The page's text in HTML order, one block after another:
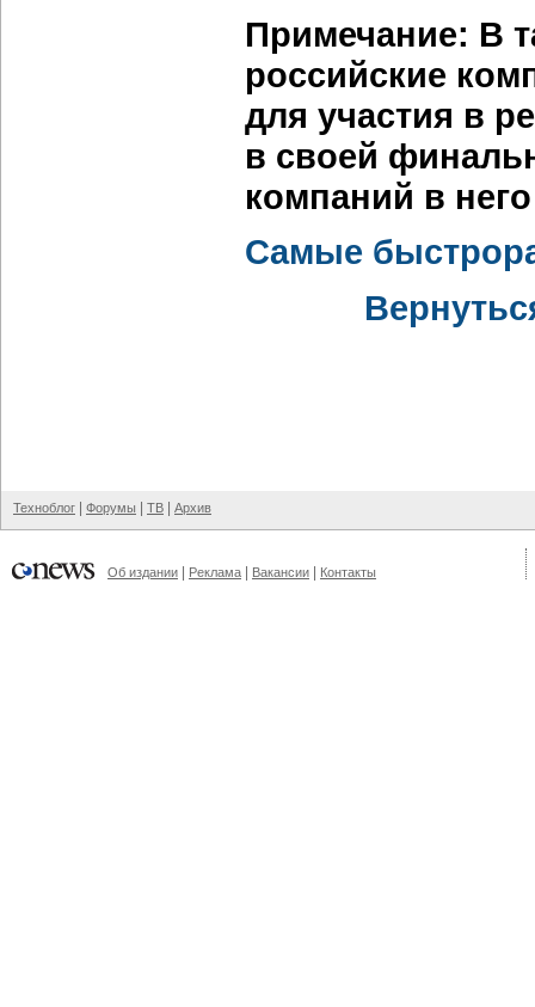
Примечание: В
российские
для участия в
в своей
компаний в
Самые
Техноблог Форумы ТВ Архив
Об издании Реклама Вакансии Контакты